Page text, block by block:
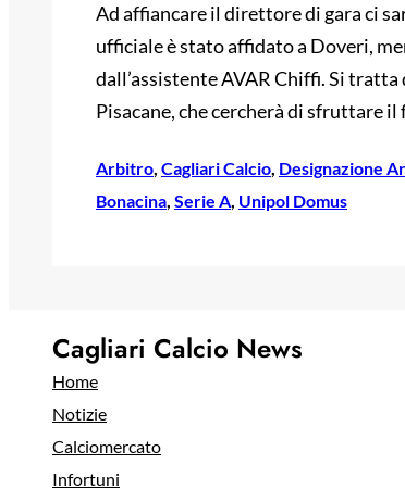
Ad affiancare il direttore di gara ci
ufficiale è stato affidato a Doveri,
dall’assistente AVAR Chiffi. Si
Pisacane, che cercherà di sfruttare
Arbitro, Cagliari Calcio, Designazione
Bonacina, Serie A, Unipol Domus
Cagliari Calcio News
Home
Notizie
Calciomercato
Infortuni